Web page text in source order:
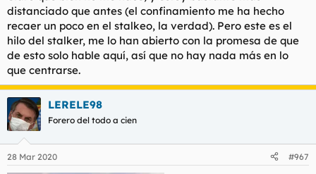
distanciado que antes (el confinamiento me ha hecho
recaer un poco en el stalkeo, la verdad). Pero este es el
hilo del stalker, me lo han abierto con la promesa de que
de esto solo hable aquí, así que no hay nada más en lo
que centrarse.
LERELE98
Forero del todo a cien
28 Mar 2020 #967